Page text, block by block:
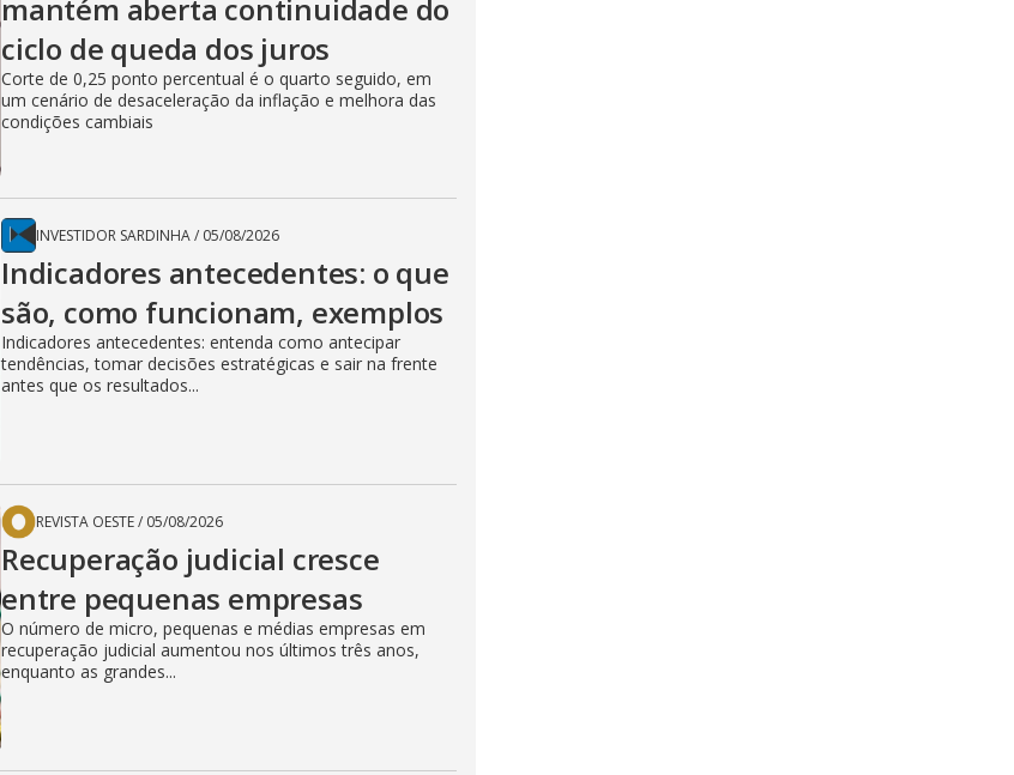
mantém aberta continuidade do
ciclo de queda dos juros
Corte de 0,25 ponto percentual é o quarto seguido, em
um cenário de desaceleração da inflação e melhora das
condições cambiais
INVESTIDOR SARDINHA/ 05/08/2026
Indicadores antecedentes: o que
são, como funcionam, exemplos
Indicadores antecedentes: entenda como antecipar
tendências, tomar decisões estratégicas e sair na frente
antes que os resultados...
REVISTA OESTE/ 05/08/2026
Recuperação judicial cresce
entre pequenas empresas
O número de micro, pequenas e médias empresas em
recuperação judicial aumentou nos últimos três anos,
enquanto as grandes...